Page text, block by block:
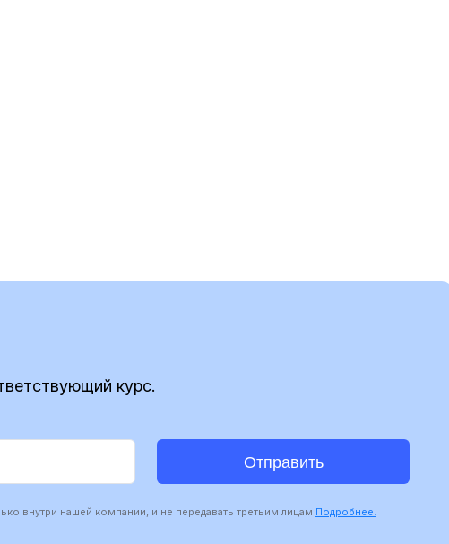
курс.
Отправить
внутри нашей компании, и не передавать третьим лицам Подробнее.